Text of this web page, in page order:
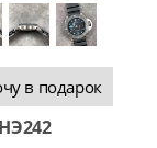
в подарок